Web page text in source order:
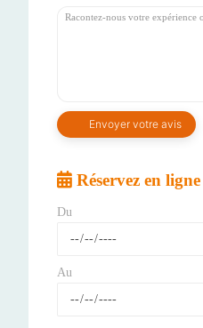
Réservez en ligne
Du
Au